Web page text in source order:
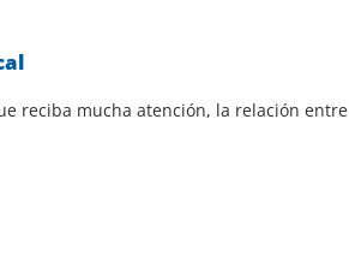
reciba mucha atención, la relación entre